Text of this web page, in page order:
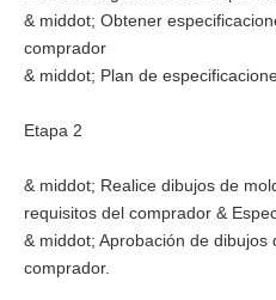
& middot; Obtener
comprador
& middot; Plan de
Etapa 2
& middot; Realice dibujos de
requisitos del comprador &
& middot; Aprobación de
comprador.